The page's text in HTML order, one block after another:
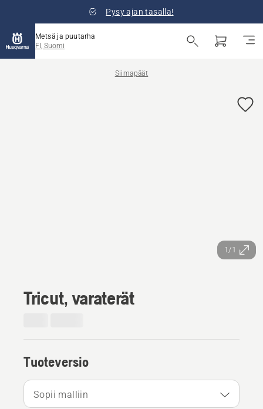
Pysy ajan tasalla!
Metsä ja puutarha
FI, Suomi
Siimapäät
1/1
Tricut, varaterät
Tuoteversio
Sopii malliin